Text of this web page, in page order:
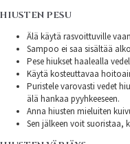
HIUSTEN PESU
Älä käytä rasvoittuville
Sampoo ei saa sisältää
Pese hiukset haalealla
Käytä kosteuttavaa
Puristele varovasti vedet
älä hankaa pyyhkeeseen.
Anna hiusten mieluiten
Sen jälkeen voit suoristaa,